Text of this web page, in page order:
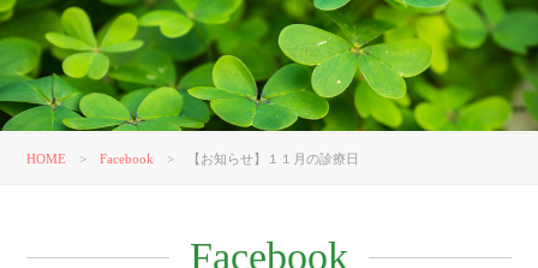
HOME >Facebook > 【お知らせ】１１月の診療日
Facebook